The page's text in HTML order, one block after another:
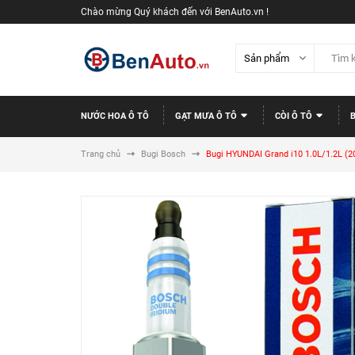
Chào mừng Quý khách đến với BenAuto.vn !
NƯỚC HOA Ô TÔ GẠT MƯA Ô TÔ CÒI Ô TÔ
Trang chủ Bugi Bosch Bugi HYUNDAI Grand i10 1.0L/1.2L